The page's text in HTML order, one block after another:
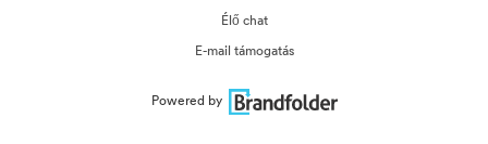
Élő chat
E-mail támogatás
Powered by